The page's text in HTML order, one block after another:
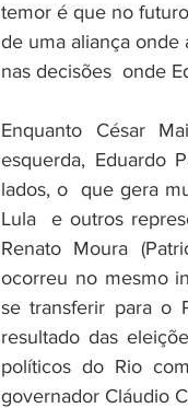
temor é que no
de uma aliança onde
nas decisões  onde
Enquanto César
esquerda, Eduardo
lados, o  que gera
Lula  e outros
Renato Moura
ocorreu no mesmo
se transferir para o
resultado das
políticos do Rio
governador Cláudio